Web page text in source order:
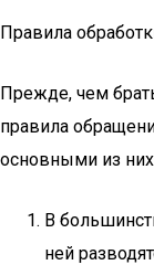
Правила
Прежде, чем
правила
основными из
В
ней